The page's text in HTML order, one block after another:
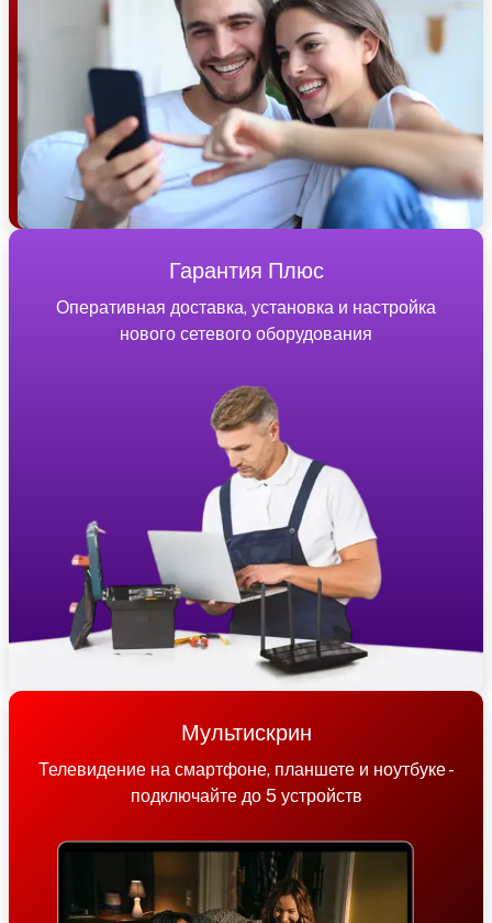
Гарантия Плюс
Оперативная доставка, установка и настройка
нового сетевого оборудования
Мультискрин
Телевидение на смартфоне, планшете и ноутбуке -
подключайте до 5 устройств